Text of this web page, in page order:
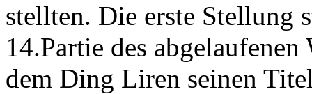
stellten. Die erste Stellung
14.Partie des
dem Ding Liren seinen